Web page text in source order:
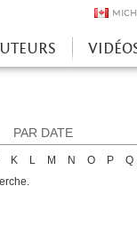
PAR DATE
K L M N O P
Q